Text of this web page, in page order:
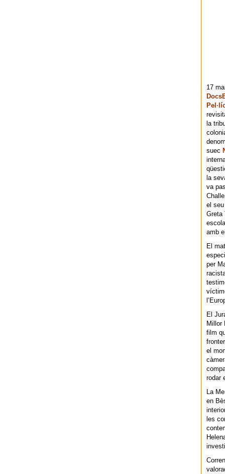
17
la
suec
la
va
el
Greta
amb
El
per
El
Millor
film
el
rodar
La
en
les